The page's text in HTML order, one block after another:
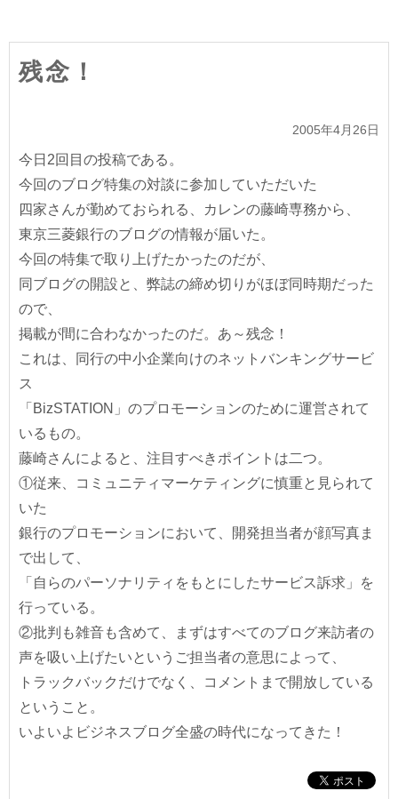
残念！
2005年4月26日
今日2回目の投稿である。
今回のブログ特集の対談に参加していただいた
四家さんが勤めておられる、カレンの藤崎専務から、
東京三菱銀行のブログの情報が届いた。
今回の特集で取り上げたかったのだが、
同ブログの開設と、弊誌の締め切りがほぼ同時期だった
ので、
掲載が間に合わなかったのだ。あ～残念！
これは、同行の中小企業向けのネットバンキングサービ
ス
「BizSTATION」のプロモーションのために運営されて
いるもの。
藤崎さんによると、注目すべきポイントは二つ。
①従来、コミュニティマーケティングに慎重と見られて
いた
銀行のプロモーションにおいて、開発担当者が顔写真ま
で出して、
「自らのパーソナリティをもとにしたサービス訴求」を
行っている。
②批判も雑音も含めて、まずはすべてのブログ来訪者の
声を吸い上げたいというご担当者の意思によって、
トラックバックだけでなく、コメントまで開放している
ということ。
いよいよビジネスブログ全盛の時代になってきた！